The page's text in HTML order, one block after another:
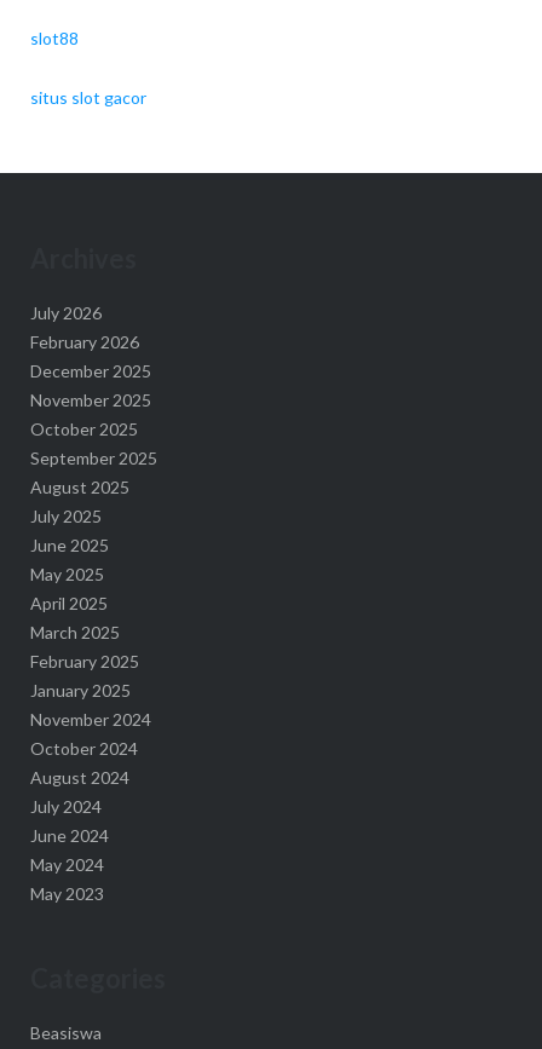
slot88
situs slot gacor
July 2026
February 2026
December 2025
November 2025
October 2025
September 2025
August 2025
July 2025
June 2025
May 2025
April 2025
March 2025
February 2025
January 2025
November 2024
October 2024
August 2024
July 2024
June 2024
May 2024
May 2023
Beasiswa